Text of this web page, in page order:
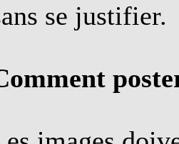
se justifier.